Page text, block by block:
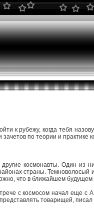
к рубежу, когда тебя
зачетов по теории и
космонавты. Один из
страны.
что в ближайшем
с космосом начал еще с
товарищей, писал